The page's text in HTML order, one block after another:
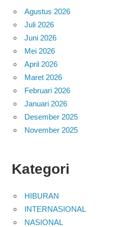
Agustus 2026
Juli 2026
Juni 2026
Mei 2026
April 2026
Maret 2026
Februari 2026
Januari 2026
Desember 2025
November 2025
Kategori
HIBURAN
INTERNASIONAL
NASIONAL